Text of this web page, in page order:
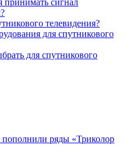
принимать сигнал
телевидения?
для спутникового
для спутникового
ряды «Триколор